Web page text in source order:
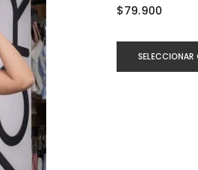
$79.900
SELECCIONAR